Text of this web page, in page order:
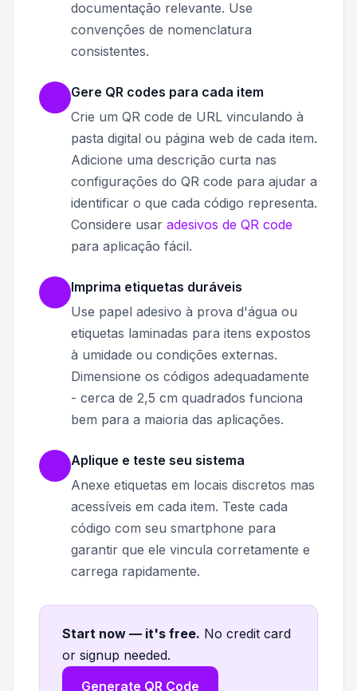
documentação relevante. Use
convenções de nomenclatura
consistentes.
Gere QR codes para cada item
Crie um QR code de URL vinculando à
pasta digital ou página web de cada item.
Adicione uma descrição curta nas
configurações do QR code para ajudar a
identificar o que cada código representa.
Considere usar adesivos de QR code
para aplicação fácil.
Imprima etiquetas duráveis
Use papel adesivo à prova d'água ou
etiquetas laminadas para itens expostos
à umidade ou condições externas.
Dimensione os códigos adequadamente
- cerca de 2,5 cm quadrados funciona
bem para a maioria das aplicações.
Aplique e teste seu sistema
Anexe etiquetas em locais discretos mas
acessíveis em cada item. Teste cada
código com seu smartphone para
garantir que ele vincula corretamente e
carrega rapidamente.
Start now — it's free. No credit card
or signup needed.
Generate QR Code